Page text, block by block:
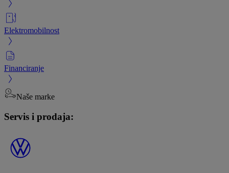
Elektromobilnost
Financiranje
Naše marke
Servis i prodaja: